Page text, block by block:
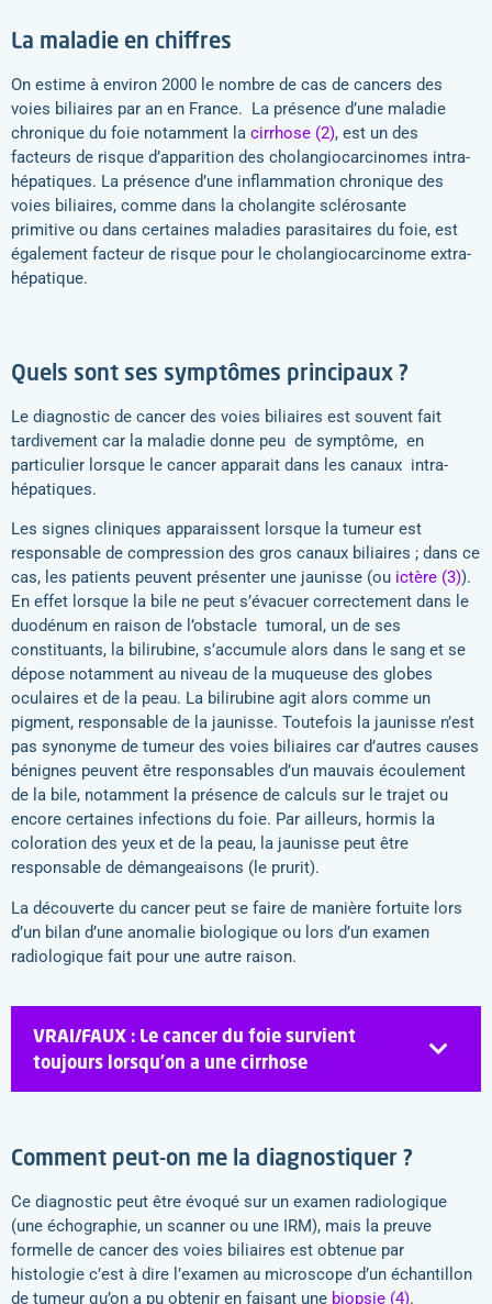
La maladie en chiffres
On estime à environ 2000 le nombre de cas de cancers des
voies biliaires par an en France. La présence d’une maladie
chronique du foie notamment la cirrhose (2), est un des
facteurs de risque d’apparition des cholangiocarcinomes intra-
hépatiques. La présence d’une inflammation chronique des
voies biliaires, comme dans la cholangite sclérosante
primitive ou dans certaines maladies parasitaires du foie, est
également facteur de risque pour le cholangiocarcinome extra-
hépatique.
Quels sont ses symptômes principaux ?
Le diagnostic de cancer des voies biliaires est souvent fait
tardivement car la maladie donne peu de symptôme, en
particulier lorsque le cancer apparait dans les canaux intra-
hépatiques.
Les signes cliniques apparaissent lorsque la tumeur est
responsable de compression des gros canaux biliaires ; dans ce
cas, les patients peuvent présenter une jaunisse (ou ictère (3)).
En effet lorsque la bile ne peut s’évacuer correctement dans le
duodénum en raison de l’obstacle tumoral, un de ses
constituants, la bilirubine, s’accumule alors dans le sang et se
dépose notamment au niveau de la muqueuse des globes
oculaires et de la peau. La bilirubine agit alors comme un
pigment, responsable de la jaunisse. Toutefois la jaunisse n’est
pas synonyme de tumeur des voies biliaires car d’autres causes
bénignes peuvent être responsables d’un mauvais écoulement
de la bile, notamment la présence de calculs sur le trajet ou
encore certaines infections du foie. Par ailleurs, hormis la
coloration des yeux et de la peau, la jaunisse peut être
responsable de démangeaisons (le prurit).
La découverte du cancer peut se faire de manière fortuite lors
d’un bilan d’une anomalie biologique ou lors d’un examen
radiologique fait pour une autre raison.
VRAI/FAUX : Le cancer du foie survient
toujours lorsqu’on a une cirrhose
Comment peut-on me la diagnostiquer ?
Ce diagnostic peut être évoqué sur un examen radiologique
(une échographie, un scanner ou une IRM), mais la preuve
formelle de cancer des voies biliaires est obtenue par
histologie c’est à dire l’examen au microscope d’un échantillon
de tumeur qu’on a pu obtenir en faisant une biopsie (4).